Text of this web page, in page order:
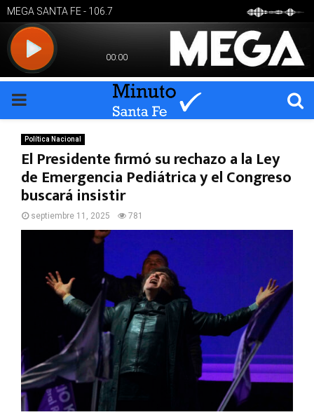
PRIMARY
MENU
Política Nacional
El Presidente firmó su rechazo a la Ley
de Emergencia Pediátrica y el Congreso
buscará insistir
septiembre 11, 2025 781